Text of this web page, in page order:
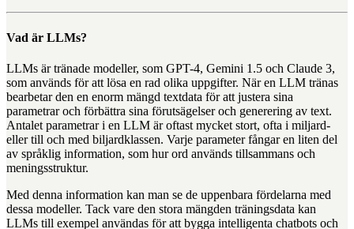
Vad är LLMs?
LLMs är tränade modeller, som GPT-4, Gemini 1.5 och Claude 3,
som används för att lösa en rad olika uppgifter. När en LLM tränas
bearbetar den en enorm mängd textdata för att justera sina
parametrar och förbättra sina förutsägelser och generering av text.
Antalet parametrar i en LLM är oftast mycket stort, ofta i miljard-
eller till och med biljardklassen. Varje parameter fångar en liten del
av språklig information, som hur ord används tillsammans och
meningsstruktur.
Med denna information kan man se de uppenbara fördelarna med
dessa modeller. Tack vare den stora mängden träningsdata kan
LLMs till exempel användas för att bygga intelligenta chatbots och